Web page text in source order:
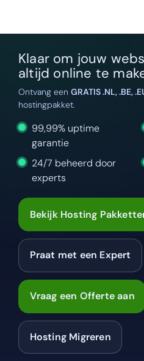
Klaar om jouw
altijd online te
Ontvang een GRATIS .NL, .BE,
hostingpakket.
99,99% uptime
garantie
24/7 beheerd door
experts
Bekijk Hosting
Praat met een Expert
Vraag een Offerte aan
Hosting Migreren